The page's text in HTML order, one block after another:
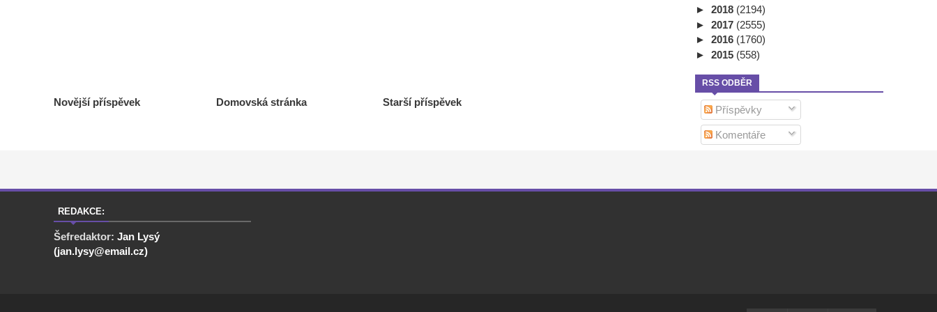
Novější příspěvek Starší příspěvek
Domovská stránka
► 2018 (2194)
► 2017 (2555)
► 2016 (1760)
► 2015 (558)
RSS ODBĚR
Příspěvky
Komentáře
REDAKCE:
Šefredaktor: Jan Lysý
(jan.lysy@email.cz)